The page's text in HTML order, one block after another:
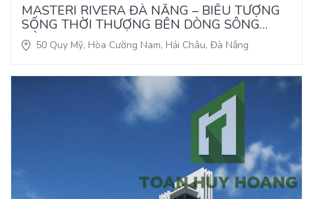
MASTERI RIVERA ĐÀ NẴNG – BIỂU TƯỢNG
SỐNG THỜI THƯỢNG BÊN DÒNG SÔNG
HÀN50 Quy Mỹ, Hòa Cường Nam, Hải Châu, Đà Nẵng